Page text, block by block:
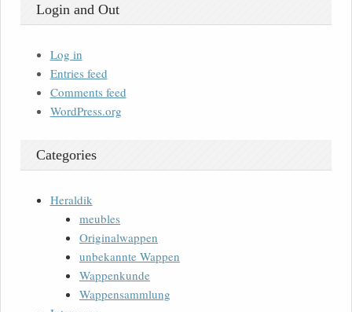
Login and Out
Log in
Entries feed
Comments feed
WordPress.org
Categories
Heraldik
meubles
Originalwappen
unbekannte Wappen
Wappenkunde
Wappensammlung